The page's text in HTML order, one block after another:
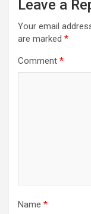
Leave a
Your email
are marked *
Comment *
Name *